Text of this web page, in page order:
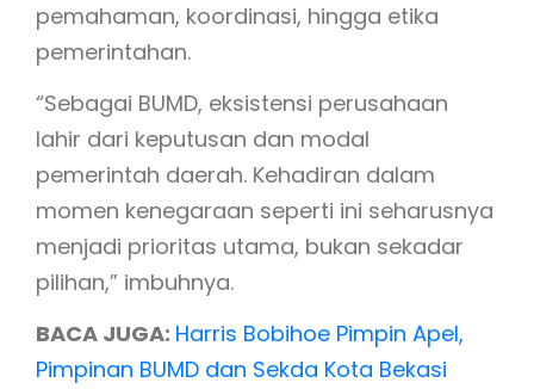
pemahaman, koordinasi, hingga etika
pemerintahan.
“Sebagai BUMD, eksistensi perusahaan
lahir dari keputusan dan modal
pemerintah daerah. Kehadiran dalam
momen kenegaraan seperti ini seharusnya
menjadi prioritas utama, bukan sekadar
pilihan,” imbuhnya.
BACA JUGA: Harris Bobihoe Pimpin Apel,
Pimpinan BUMD dan Sekda Kota Bekasi